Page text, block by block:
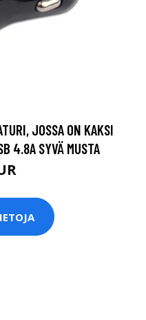
JOSSA ON KAKSI
4.8A SYVÄ MUSTA